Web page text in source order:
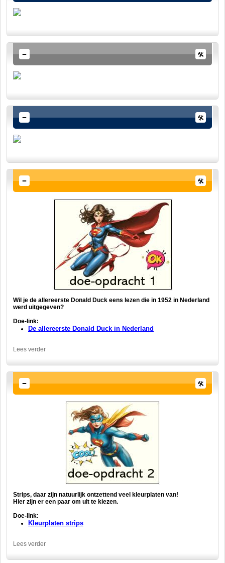
Wil je de allereerste Donald Duck eens lezen die in 1952 in Nederland
werd uitgegeven?
Doe-link:
De allereerste Donald Duck in Nederland
Lees verder
Strips, daar zijn natuurlijk ontzettend veel kleurplaten van!
Hier zijn er een paar om uit te kiezen.
Doe-link:
Kleurplaten strips
Lees verder